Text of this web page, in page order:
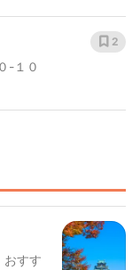
-１０
2
おすす